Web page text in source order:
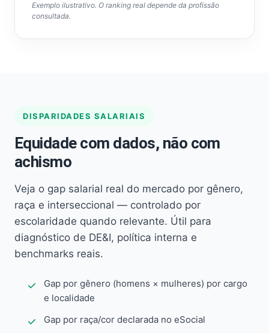
Exemplo ilustrativo. O ranking real depende da profissão
consultada.
DISPARIDADES SALARIAIS
Equidade com dados, não com
achismo
Veja o gap salarial real do mercado por gênero,
raça e interseccional — controlado por
escolaridade quando relevante. Útil para
diagnóstico de DE&I, política interna e
benchmarks reais.
Gap por gênero (homens × mulheres) por cargo
e localidade
Gap por raça/cor declarada no eSocial